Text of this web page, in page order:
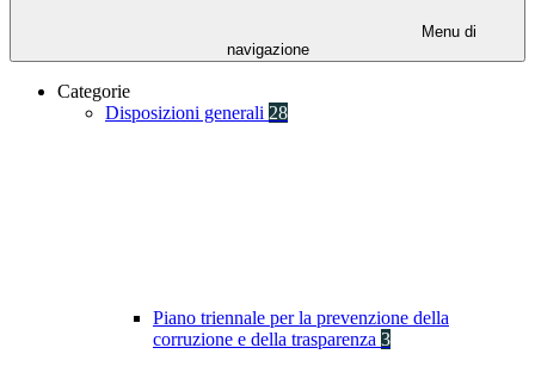
Menu di
navigazione
Categorie
Disposizioni generali 28
Piano triennale per la prevenzione della
corruzione e della trasparenza 3